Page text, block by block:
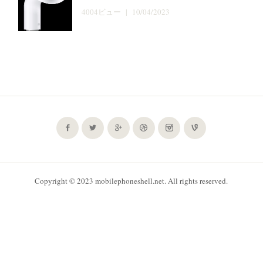
4004ビュー | 10/04/2023
Copyright © 2023 mobilephoneshell.net. All rights reserved.